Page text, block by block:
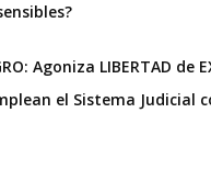
Agoniza LIBERTAD de
el Sistema Judicial